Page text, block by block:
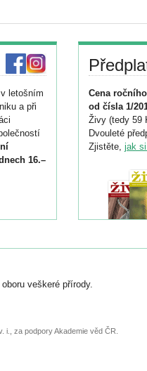
letošním
a při
16.–
Cena
od čísla 1/
Živy (tedy 59
Dvouleté
Zjistěte, jak
veškeré přírody.
i., za podpory Akademie věd ČR.